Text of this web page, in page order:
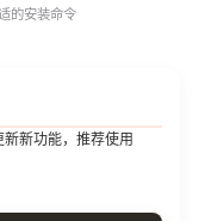
的安装命令
新功能，推荐使用